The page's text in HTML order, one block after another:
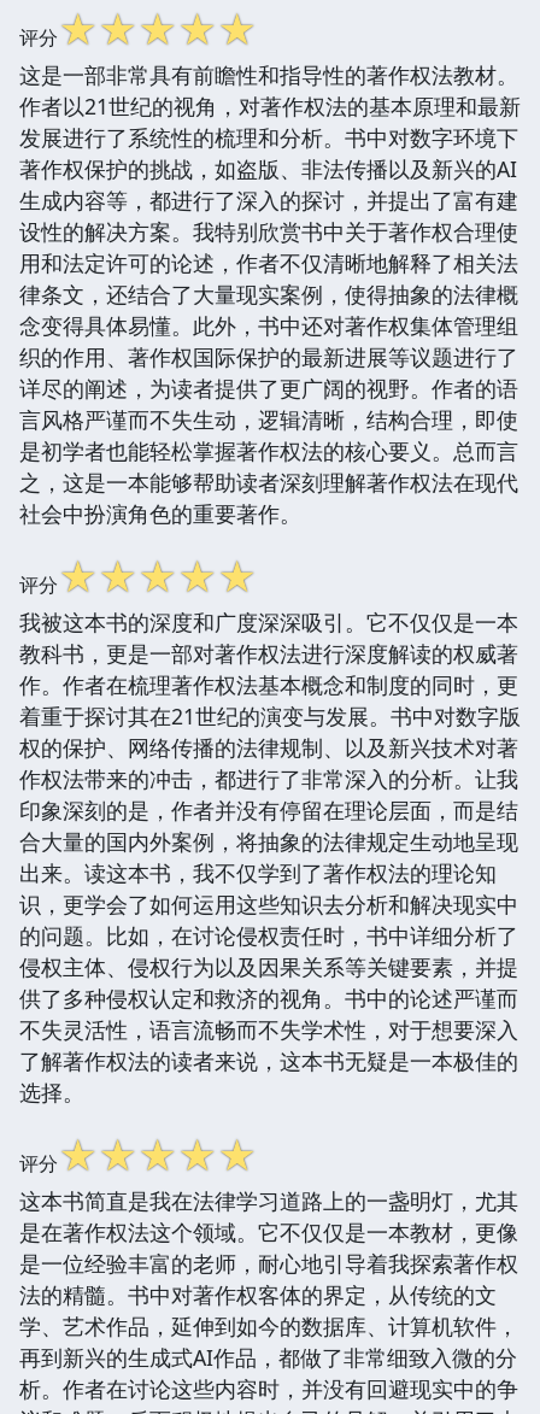
评分☆☆☆☆☆
这是一部非常具有前瞻性和指导性的著作权法教材。
作者以21世纪的视角，对著作权法的基本原理和最新
发展进行了系统性的梳理和分析。书中对数字环境下
著作权保护的挑战，如盗版、非法传播以及新兴的AI
生成内容等，都进行了深入的探讨，并提出了富有建
设性的解决方案。我特别欣赏书中关于著作权合理使
用和法定许可的论述，作者不仅清晰地解释了相关法
律条文，还结合了大量现实案例，使得抽象的法律概
念变得具体易懂。此外，书中还对著作权集体管理组
织的作用、著作权国际保护的最新进展等议题进行了
详尽的阐述，为读者提供了更广阔的视野。作者的语
言风格严谨而不失生动，逻辑清晰，结构合理，即使
是初学者也能轻松掌握著作权法的核心要义。总而言
之，这是一本能够帮助读者深刻理解著作权法在现代
社会中扮演角色的重要著作。
评分☆☆☆☆☆
我被这本书的深度和广度深深吸引。它不仅仅是一本
教科书，更是一部对著作权法进行深度解读的权威著
作。作者在梳理著作权法基本概念和制度的同时，更
着重于探讨其在21世纪的演变与发展。书中对数字版
权的保护、网络传播的法律规制、以及新兴技术对著
作权法带来的冲击，都进行了非常深入的分析。让我
印象深刻的是，作者并没有停留在理论层面，而是结
合大量的国内外案例，将抽象的法律规定生动地呈现
出来。读这本书，我不仅学到了著作权法的理论知
识，更学会了如何运用这些知识去分析和解决现实中
的问题。比如，在讨论侵权责任时，书中详细分析了
侵权主体、侵权行为以及因果关系等关键要素，并提
供了多种侵权认定和救济的视角。书中的论述严谨而
不失灵活性，语言流畅而不失学术性，对于想要深入
了解著作权法的读者来说，这本书无疑是一本极佳的
选择。
评分☆☆☆☆☆
这本书简直是我在法律学习道路上的一盏明灯，尤其
是在著作权法这个领域。它不仅仅是一本教材，更像
是一位经验丰富的老师，耐心地引导着我探索著作权
法的精髓。书中对著作权客体的界定，从传统的文
学、艺术作品，延伸到如今的数据库、计算机软件，
再到新兴的生成式AI作品，都做了非常细致入微的分
析。作者在讨论这些内容时，并没有回避现实中的争